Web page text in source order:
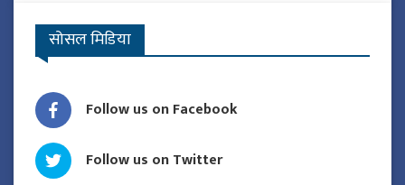
सोसल मिडिया
Follow us on Facebook
Follow us on Twitter